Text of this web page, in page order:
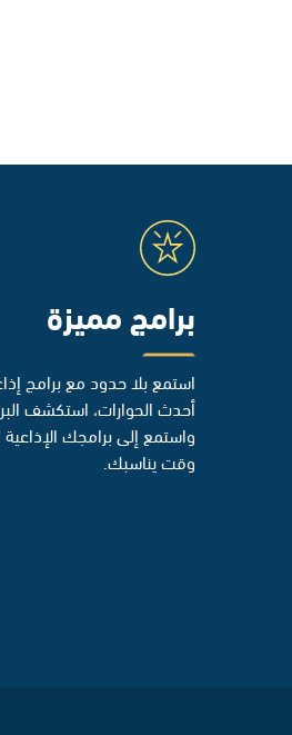
برامج مميزة
استمع بلا حدود مع برامج
أحدث الحوارات، استكشف
واستمع إلى برامجك
وقت يناسبك.